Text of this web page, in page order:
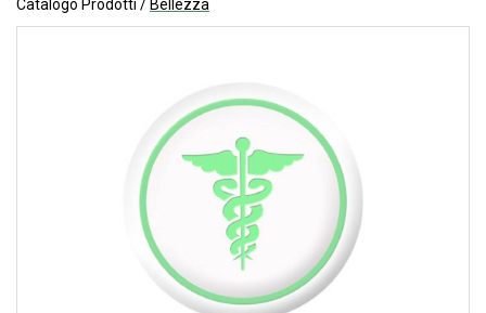
Catalogo Prodotti / Bellezza